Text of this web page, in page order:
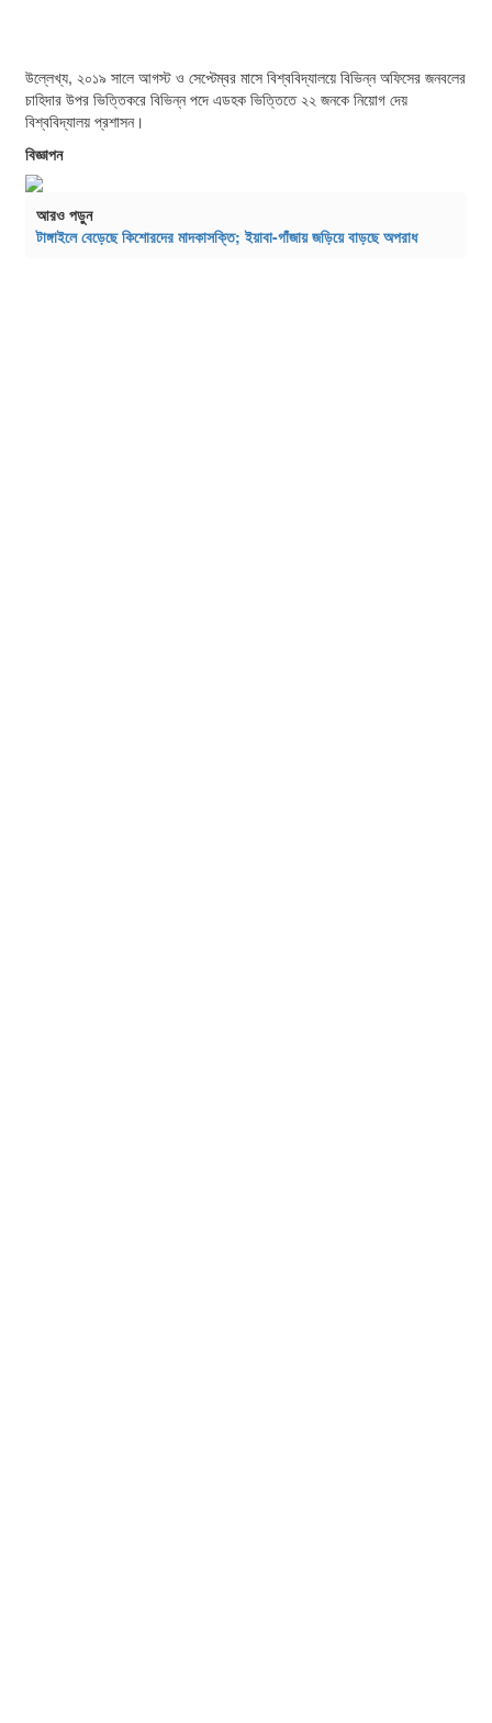
উল্লেখ্য, ২০১৯ সালে আগস্ট ও সেপ্টেম্বর মাসে বিশ্ববিদ্যালয়ে বিভিন্ন অফিসের জনবলের
চাহিদার উপর ভিত্তিকরে বিভিন্ন পদে এডহক ভিত্তিতে ২২ জনকে নিয়োগ দেয়
বিশ্ববিদ্যালয় প্রশাসন।
বিজ্ঞাপন
আরও পড়ুন
টাঙ্গাইলে বেড়েছে কিশোরদের মাদকাসক্তি; ইয়াবা-গাঁজায় জড়িয়ে বাড়ছে অপরাধ